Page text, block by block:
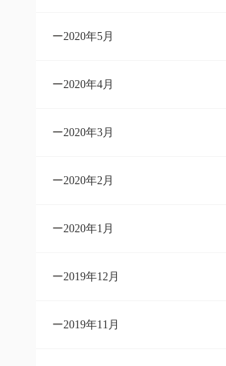
2020年5月
2020年4月
2020年3月
2020年2月
2020年1月
2019年12月
2019年11月